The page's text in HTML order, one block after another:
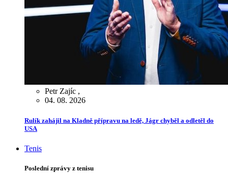
Petr Zajíc ,
04. 08. 2026
Rulík zahájil na Kladně přípravu na ledě, Jágr chyběl a odletěl do
USA
Tenis
Poslední zprávy z tenisu